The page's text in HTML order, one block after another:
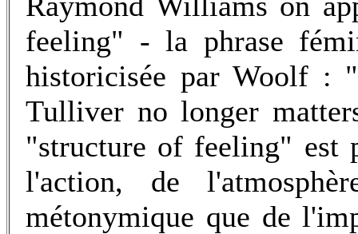
feeling" - la phrase
historicisée par Woolf :
Tulliver no longer
"structure of feeling" est
l'action, de
métonymique que de